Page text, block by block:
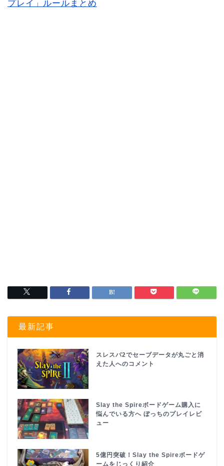
プレイ」ルールまとめ
最新記事
スレスパ2でセーブデータが丸ごと消
えた人へのコメント
Slay the Spireボードゲーム購入に
悩んでいる方へ ぼっちのプレイレビ
ュー
5億円突破！Slay the Spireボードゲ
ームをじっくり紹介